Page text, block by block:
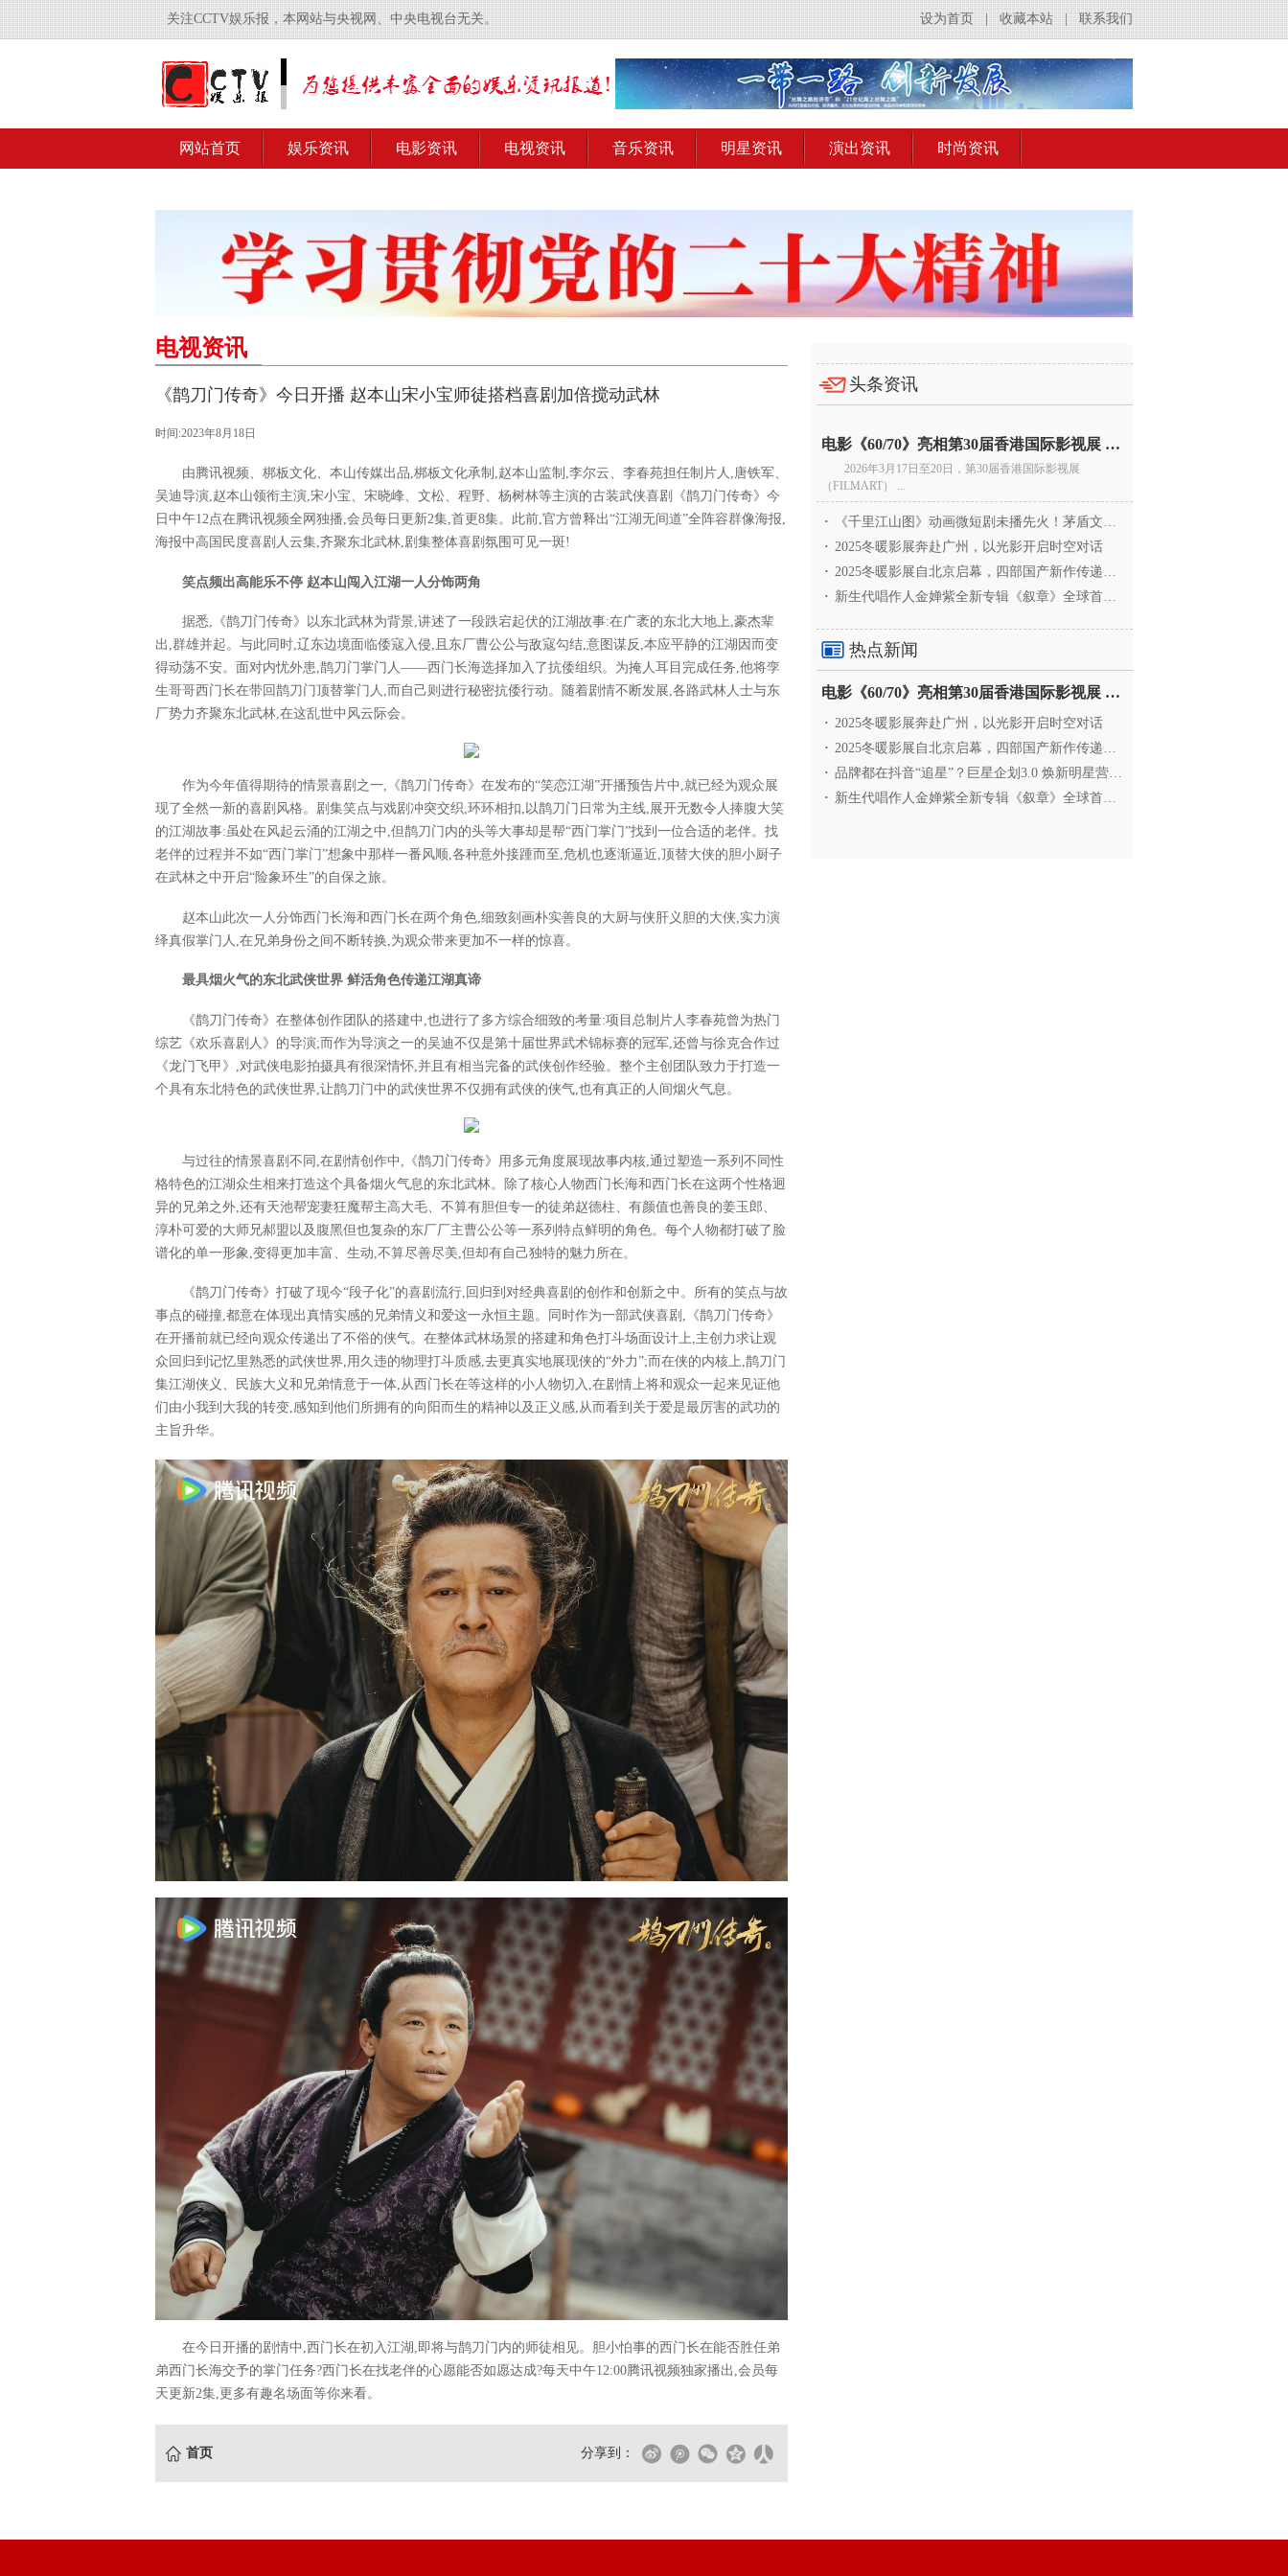
关注CCTV娱乐报，本网站与央视网、中央电视台无关。 联系我们
收藏本站
设为首页
网站首页 娱乐资讯 电影资讯 电视资讯 音乐资讯 明星资讯 演出资讯 时尚资讯
电视资讯
《鹊刀门传奇》今日开播 赵本山宋小宝师徒搭档喜剧加倍搅动武林
时间:2023年8月18日
由腾讯视频、梆板文化、本山传媒出品,梆板文化承制,赵本山监制,李尔云、李春苑担任制片人,唐铁军、
吴迪导演,赵本山领衔主演,宋小宝、宋晓峰、文松、程野、杨树林等主演的古装武侠喜剧《鹊刀门传奇》今
日中午12点在腾讯视频全网独播,会员每日更新2集,首更8集。此前,官方曾释出“江湖无间道”全阵容群像海报,
海报中高国民度喜剧人云集,齐聚东北武林,剧集整体喜剧氛围可见一斑!
笑点频出高能乐不停 赵本山闯入江湖一人分饰两角
据悉,《鹊刀门传奇》以东北武林为背景,讲述了一段跌宕起伏的江湖故事:在广袤的东北大地上,豪杰辈
出,群雄并起。与此同时,辽东边境面临倭寇入侵,且东厂曹公公与敌寇勾结,意图谋反,本应平静的江湖因而变
得动荡不安。面对内忧外患,鹊刀门掌门人——西门长海选择加入了抗倭组织。为掩人耳目完成任务,他将孪
生哥哥西门长在带回鹊刀门顶替掌门人,而自己则进行秘密抗倭行动。随着剧情不断发展,各路武林人士与东
厂势力齐聚东北武林,在这乱世中风云际会。
作为今年值得期待的情景喜剧之一,《鹊刀门传奇》在发布的“笑恋江湖”开播预告片中,就已经为观众展
现了全然一新的喜剧风格。剧集笑点与戏剧冲突交织,环环相扣,以鹊刀门日常为主线,展开无数令人捧腹大笑
的江湖故事:虽处在风起云涌的江湖之中,但鹊刀门内的头等大事却是帮“西门掌门”找到一位合适的老伴。找
老伴的过程并不如“西门掌门”想象中那样一番风顺,各种意外接踵而至,危机也逐渐逼近,顶替大侠的胆小厨子
在武林之中开启“险象环生”的自保之旅。
赵本山此次一人分饰西门长海和西门长在两个角色,细致刻画朴实善良的大厨与侠肝义胆的大侠,实力演
绎真假掌门人,在兄弟身份之间不断转换,为观众带来更加不一样的惊喜。
最具烟火气的东北武侠世界 鲜活角色传递江湖真谛
《鹊刀门传奇》在整体创作团队的搭建中,也进行了多方综合细致的考量:项目总制片人李春苑曾为热门
综艺《欢乐喜剧人》的导演;而作为导演之一的吴迪不仅是第十届世界武术锦标赛的冠军,还曾与徐克合作过
《龙门飞甲》,对武侠电影拍摄具有很深情怀,并且有相当完备的武侠创作经验。整个主创团队致力于打造一
个具有东北特色的武侠世界,让鹊刀门中的武侠世界不仅拥有武侠的侠气,也有真正的人间烟火气息。
与过往的情景喜剧不同,在剧情创作中,《鹊刀门传奇》用多元角度展现故事内核,通过塑造一系列不同性
格特色的江湖众生相来打造这个具备烟火气息的东北武林。除了核心人物西门长海和西门长在这两个性格迥
异的兄弟之外,还有天池帮宠妻狂魔帮主高大毛、不算有胆但专一的徒弟赵德柱、有颜值也善良的姜玉郎、
淳朴可爱的大师兄郝盟以及腹黑但也复杂的东厂厂主曹公公等一系列特点鲜明的角色。每个人物都打破了脸
谱化的单一形象,变得更加丰富、生动,不算尽善尽美,但却有自己独特的魅力所在。
《鹊刀门传奇》打破了现今“段子化”的喜剧流行,回归到对经典喜剧的创作和创新之中。所有的笑点与故
事点的碰撞,都意在体现出真情实感的兄弟情义和爱这一永恒主题。同时作为一部武侠喜剧,《鹊刀门传奇》
在开播前就已经向观众传递出了不俗的侠气。在整体武林场景的搭建和角色打斗场面设计上,主创力求让观
众回归到记忆里熟悉的武侠世界,用久违的物理打斗质感,去更真实地展现侠的“外力”;而在侠的内核上,鹊刀门
集江湖侠义、民族大义和兄弟情意于一体,从西门长在等这样的小人物切入,在剧情上将和观众一起来见证他
们由小我到大我的转变,感知到他们所拥有的向阳而生的精神以及正义感,从而看到关于爱是最厉害的武功的
主旨升华。
在今日开播的剧情中,西门长在初入江湖,即将与鹊刀门内的师徒相见。胆小怕事的西门长在能否胜任弟
弟西门长海交予的掌门任务?西门长在找老伴的心愿能否如愿达成?每天中午12:00腾讯视频独家播出,会员每
天更新2集,更多有趣名场面等你来看。
首页 分享到：
头条资讯
电影《60/70》亮相第30届香港国际影视展 冲刺戛纳备
2026年3月17日至20日，第30届香港国际影视展
（FILMART） ...
·
《千里江山图》动画微短剧未播先火！茅盾文学奖IP首
· 2025冬暖影展奔赴广州，以光影开启时空对话
· 2025冬暖影展自北京启幕，四部国产新作传递银幕温情
· 新生代唱作人金婵紫全新专辑《叙章》全球首发，颠覆
热点新闻
电影《60/70》亮相第30届香港国际影视展 冲刺戛纳备
· 2025冬暖影展奔赴广州，以光影开启时空对话
· 2025冬暖影展自北京启幕，四部国产新作传递银幕温情
· 品牌都在抖音“追星”？巨星企划3.0 焕新明星营销，让
· 新生代唱作人金婵紫全新专辑《叙章》全球首发，颠覆